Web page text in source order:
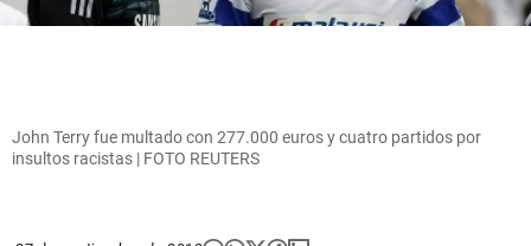
John Terry fue multado con 277.000 euros y cuatro partidos por
insultos racistas | FOTO REUTERS